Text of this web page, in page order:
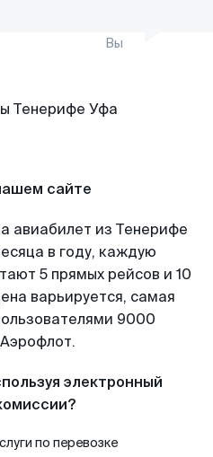
Вы
сайте
авиабилет из Тенерифе
в году, каждую
5 прямых рейсов и 10
варьируется, самая
9000
электронный
по перевозке